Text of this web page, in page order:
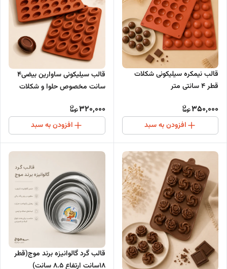
قالب نیمکره سیلیکونی شکلات
قطر 4 سانتی متر
350,000
افزودن به سبد
قالب سیلیکونی ساوارین بیضی4
سانت مخصوص حلوا و شکلات
320,000
افزودن به سبد
قالب گرد گالوانیزه برند موج(قطر
18سانت ارتفاع ۸.۵ سانت)